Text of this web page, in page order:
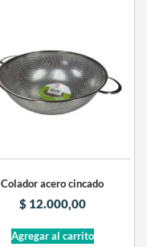
Colador acero cincado
$12.000,00
Agregar al carrito